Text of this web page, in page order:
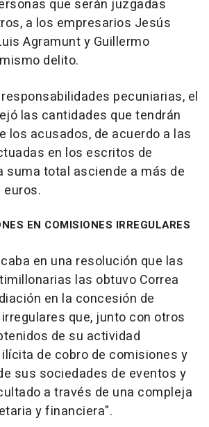
que serán juzgadas
a los empresarios Jesús
Agramunt y Guillermo
delito.
pecuniarias, el
las cantidades que tendrán
los acusados, de acuerdo a las
en los escritos de
suma total asciende a más de
euros.
EN COMISIONES IRREGULARES
en una resolución que las
las obtuvo Correa
en la concesión de
que, junto con otros
de su actividad
de cobro de comisiones y
sus sociedades de eventos y
a través de una compleja
y financiera".